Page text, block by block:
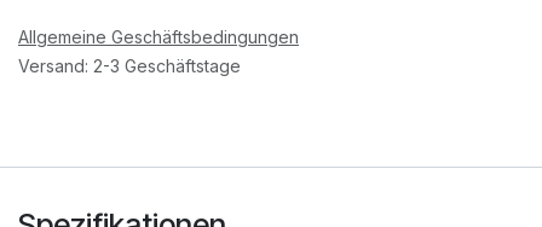
Allgemeine Geschäftsbedingungen
Versand: 2-3 Geschäftstage